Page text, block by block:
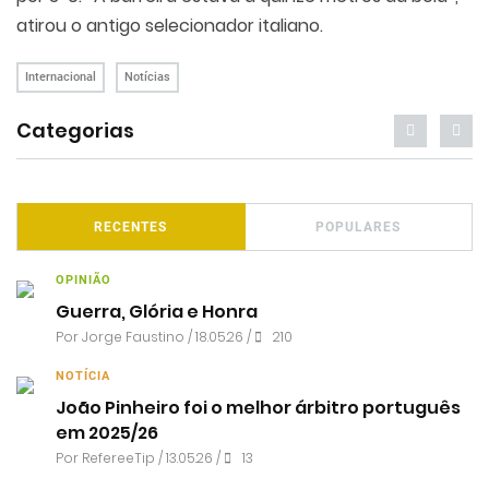
atirou o antigo selecionador italiano.
Internacional Notícias
Categorias
RECENTES POPULARES
OPINIÃO
Guerra, Glória e Honra
PorJorge Faustino / 18.05.26 / 210
NOTÍCIA
João Pinheiro foi o melhor árbitro português
em 2025/26
Por RefereeTip / 13.05.26 / 13